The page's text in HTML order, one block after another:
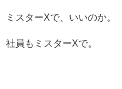
ミスターXで、いいのか。
社員もミスターXで。